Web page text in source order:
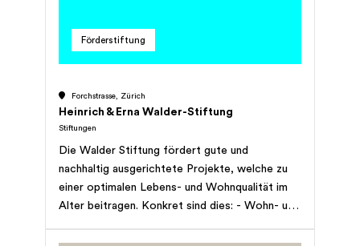
(Wieder-)Eingliederung begleitet werden. Zum
Unterstützungsbedarf bei der Lehrstellensuche
bis hin zu Langzeitarbeitslosen mit langjähriger
Arbeitserfahrung wenige Jahre vor der
Pensionierung. Ziel ist jeweils eine nachhaltige
Eingliederung in die freie Wirtschaft und eine
berufliche Tätigkeit, welche den Kompetenzen
des Individuums entspricht. Die Stiftung ist
schweizweit an 26 Standorten in den drei
Förderstiftung
Forchstrasse, Zürich
Heinrich & Erna Walder-Stiftung
Stiftungen
Die Walder Stiftung fördert gute und
nachhaltig ausgerichtete Projekte, welche zu
einer optimalen Lebens- und Wohnqualität im
Alter beitragen. Konkret sind dies: - Wohn- und
Angewandte, praxisorientierte